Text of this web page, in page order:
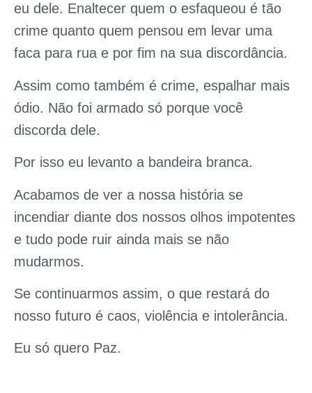
eu dele. Enaltecer quem o esfaqueou é tão
crime quanto quem pensou em levar uma
faca para rua e por fim na sua discordância.
Assim como também é crime, espalhar mais
ódio. Não foi armado só porque você
discorda dele.
Por isso eu levanto a bandeira branca.
Acabamos de ver a nossa história se
incendiar diante dos nossos olhos impotentes
e tudo pode ruir ainda mais se não
mudarmos.
Se continuarmos assim, o que restará do
nosso futuro é caos, violência e intolerância.
Eu só quero Paz.